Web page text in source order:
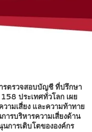
รตรวจสอบบัญชี ที่ปรึกษา
ประเทศทั่วโลก เผย
ามเสี่ยง และความท้าทาย
รบริหารความเสี่ยงด้าน
การเติบโตขององค์กร